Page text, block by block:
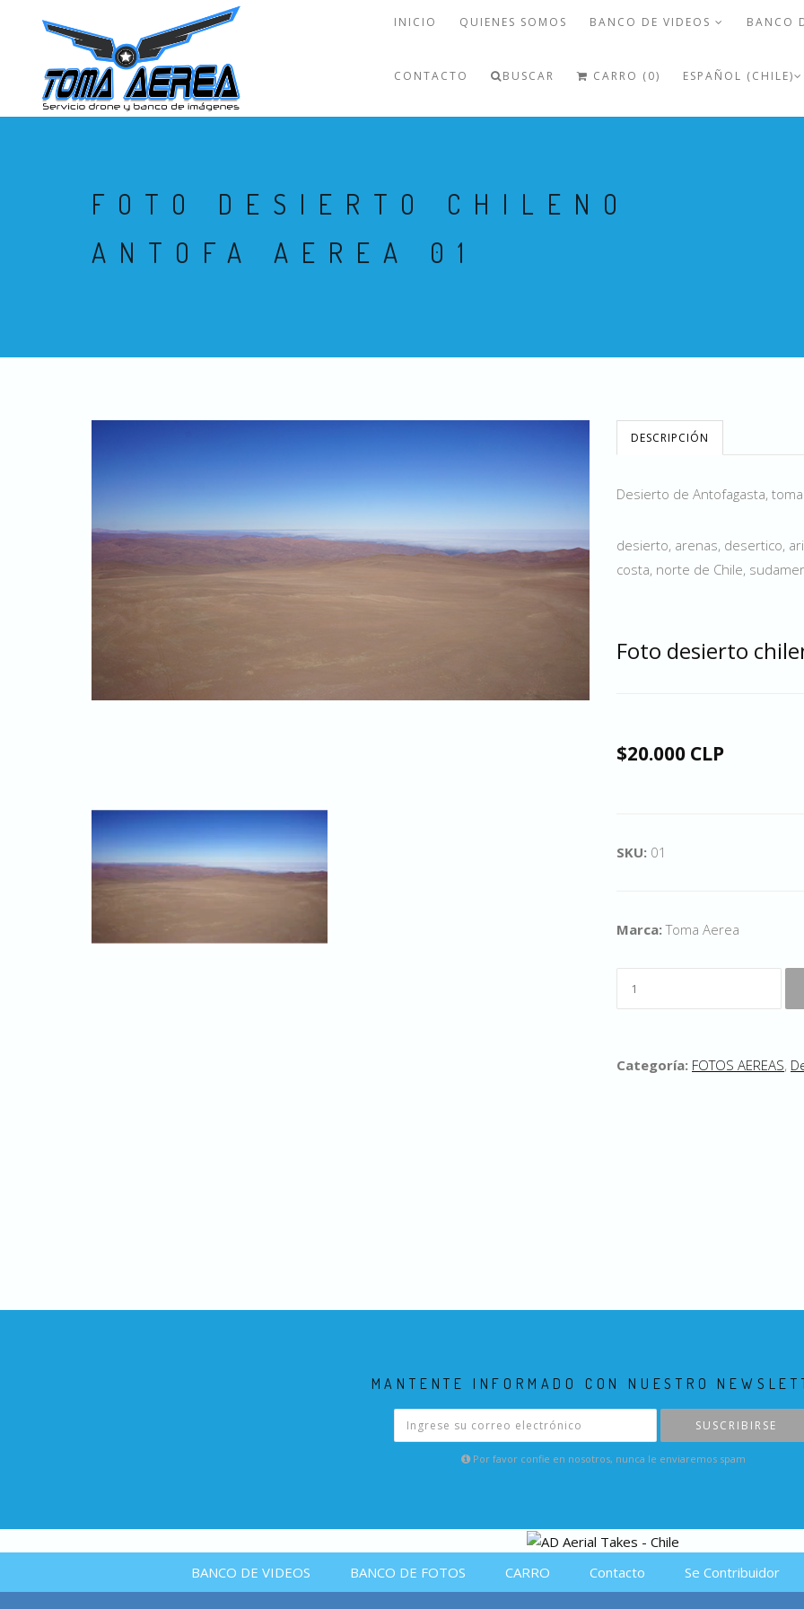
INICIO QUIENES SOMOS BANCO DE VIDEOS BANCO
CONTACTO BUSCAR CARRO (0) ESPAÑOL (CHILE)
FOTO DESIERTO CHILENO
ANTOFA AEREA 01
DESCRIPCIÓN
Desierto de Antofagasta,
desierto, arenas, desertico,
costa, norte de Chile,
Foto desierto
$20.000 CLP
SKU: 01
Marca:Toma Aerea
Categoría: FOTOS AEREAS,
MANTENTE INFORMADO CON NUESTRO
SUSCRIBIRSE
Por favor confie en nosotros, nunca le enviaremos spam
BANCO DE VIDEOS BANCO DE FOTOS CARRO Contacto Se Contribuidor